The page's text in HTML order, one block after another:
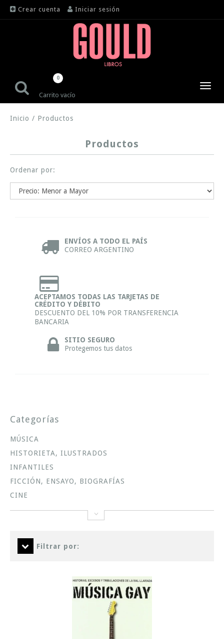
Crear cuenta Iniciar sesión
Carrito vacío
0
Inicio / Productos
Productos
Ordenar por:
ENVÍOS A TODO EL PAÍS
CORREO ARGENTINO
ACEPTAMOS TODAS LAS TARJETAS DE
CRÉDITO Y DÉBITO
DESCUENTO DEL 10% POR TRANSFERENCIA
BANCARIA
SITIO SEGURO
Protegemos tus datos
Categorías
MÚSICA
HISTORIETA, ILUSTRADOS
INFANTILES
FICCIÓN, ENSAYO, BIOGRAFÍAS
CINE
Filtrar por: